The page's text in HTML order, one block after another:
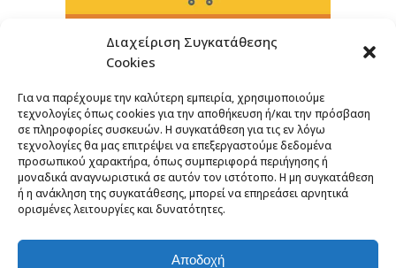
Διαχείριση Συγκατάθεσης
Cookies
Για να παρέχουμε την καλύτερη εμπειρία, χρησιμοποιούμε
τεχνολογίες όπως cookies για την αποθήκευση ή/και την πρόσβαση
σε πληροφορίες συσκευών. Η συγκατάθεση για τις εν λόγω
τεχνολογίες θα μας επιτρέψει να επεξεργαστούμε δεδομένα
προσωπικού χαρακτήρα, όπως συμπεριφορά περιήγησης ή
μοναδικά αναγνωριστικά σε αυτόν τον ιστότοπο. Η μη συγκατάθεση
ή η ανάκληση της συγκατάθεσης, μπορεί να επηρεάσει αρνητικά
ορισμένες λειτουργίες και δυνατότητες.
Αποδοχή
Οι συνέπειες του COVID-19
στο ηλεκτρονικό εμπόριο
12 Απριλίου, 2020
Ο COVID-19 έχει σίγουρα
επηρεάσει το ηλεκτρονικό εμπόριο
τις τελευταίες δύο εβδομάδες
τώρα που έχουν τεθεί σε...
READ MORE